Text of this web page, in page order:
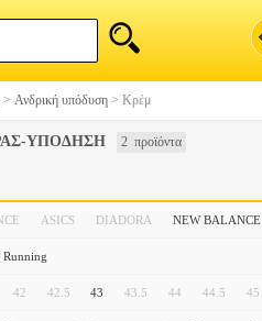
> Ανδρική υπόδυση > Κρέμ
ΥΠΟΔΗΣΗ 2 προϊόντα
ASICS DIADORA NEW BALANCE
42 42.5 43 43.5 44 44.5 45